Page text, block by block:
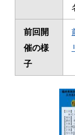
前回開
催の様
子